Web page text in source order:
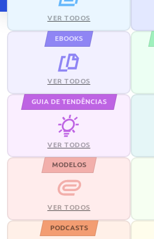
VER TODOS
EBOOKS
VER TODOS
GUIA DE TENDÊNCIAS
VER TODOS
MODELOS
VER TODOS
PODCASTS